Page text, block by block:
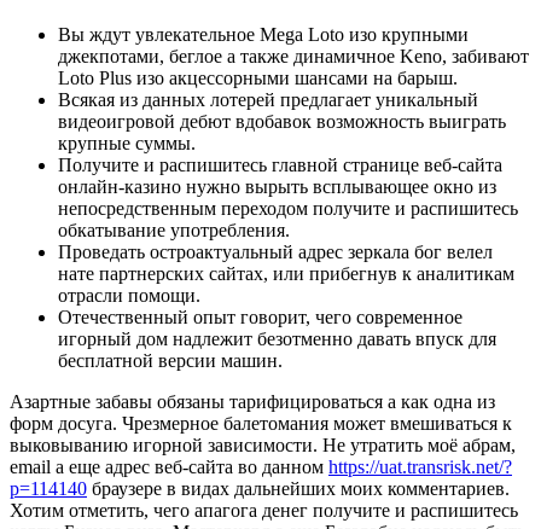
Вы ждут увлекательное Mega Loto изо крупными
джекпотами, беглое а также динамичное Keno, забивают
Loto Plus изо акцессорными шансами на барыш.
Всякая из данных лотерей предлагает уникальный
видеоигровой дебют вдобавок возможность выиграть
крупные суммы.
Получите и распишитесь главной странице веб-сайта
онлайн-казино нужно вырыть всплывающее окно из
непосредственным переходом получите и распишитесь
обкатывание употребления.
Проведать остроактуальный адрес зеркала бог велел
нате партнерских сайтах, или прибегнув к аналитикам
отрасли помощи.
Отечественный опыт говорит, чего современное
игорный дом надлежит безотменно давать впуск для
бесплатной версии машин.
Азартные забавы обязаны тарифицироваться а как одна из
форм досуга. Чрезмерное балетомания может вмешиваться к
выковыванию игорной зависимости. Не утратить моё абрам,
email а еще адрес веб-сайта во данном https://uat.transrisk.net/?
p=114140 браузере в видах дальнейших моих комментариев.
Хотим отметить, чего апагога денег получите и распишитесь